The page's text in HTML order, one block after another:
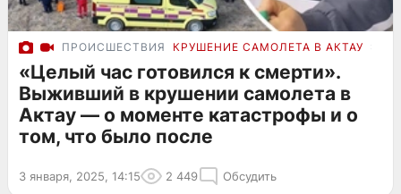
ПРОИСШЕСТВИЯ КРУШЕНИЕ САМОЛЕТА В АКТАУ
«Целый час готовился к смерти».
Выживший в крушении самолета в
Актау — о моменте катастрофы и о
том, что было после
3 января, 2025, 14:15 2 449 Обсудить